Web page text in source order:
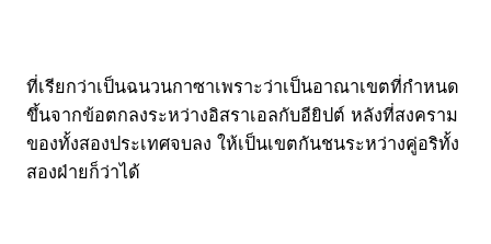
ที่เรียกว่าเป็นฉนวนกาซาเพราะว่าเป็นอาณาเขตที่กำหนด
ขึ้นจากข้อตกลงระหว่างอิสราเอลกับอียิปต์ หลังที่สงคราม
ของทั้งสองประเทศจบลง ให้เป็นเขตกันชนระหว่างคู่อริทั้ง
สองฝ่ายก็ว่าได้